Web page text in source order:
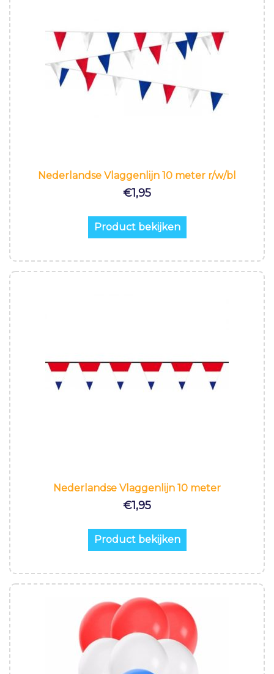
Nederlandse Vlaggenlijn 10 meter r/w/bl
€1,95
Product bekijken
Nederlandse Vlaggenlijn 10 meter
€1,95
Product bekijken